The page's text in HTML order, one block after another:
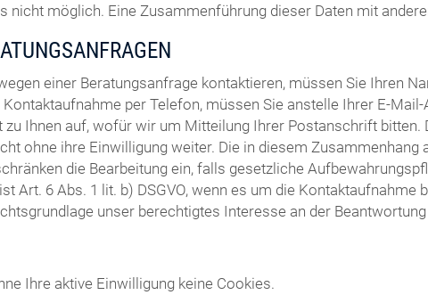
nicht möglich. Eine Zusammenführung dieser Daten mit
einer Beratungsanfrage kontaktieren, müssen Sie Ihren
per Telefon, müssen Sie anstelle Ihrer E-
Ihnen auf, wofür wir um Mitteilung Ihrer Postanschrift bitten.
ohne ihre Einwilligung weiter. Die in diesem Zusammenhang
die Bearbeitung ein, falls gesetzliche
Art. 6 Abs. 1 lit. b) DSGVO, wenn es um die Kontaktaufnahme
unser berechtigtes Interesse an der
Ihre aktive Einwilligung keine Cookies.